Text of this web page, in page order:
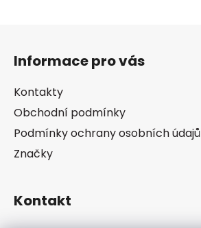
Informace pro vás
Kontakty
Obchodní podmínky
Podmínky ochrany osobních údajů
Značky
Kontakt